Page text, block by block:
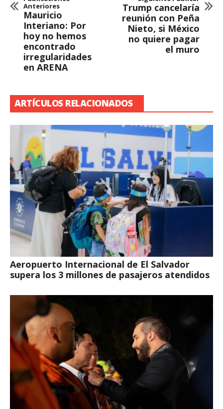
Anteriores
Mauricio
Interiano: Por
hoy no hemos
encontrado
irregularidades
en ARENA
Trump cancelaría
reunión con Peña
Nieto, si México
no quiere pagar
el muro
ARTÍCULOS RELACIONADOS
Aeropuerto Internacional de El Salvador
supera los 3 millones de pasajeros atendidos